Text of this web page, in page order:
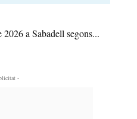
a Sabadell segons...
-